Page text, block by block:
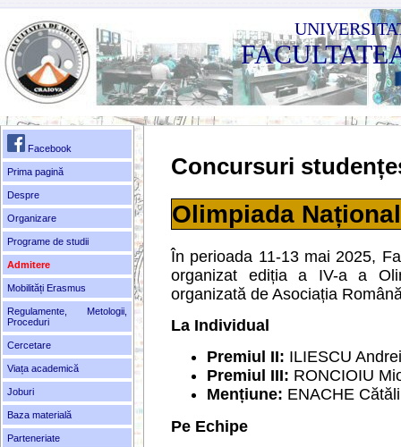
Facebook
Prima pagină
Despre
Organizare
Programe de studii
Admitere
Mobilități Erasmus
Regulamente, Metologii,
Proceduri
Cercetare
Viața academică
Joburi
Baza materială
Parteneriate
Concursuri
Olimpiada
În perioada 11-13 mai 2025,
organizat ediția a IV-a a
organizată de Asociația
La Individual
Premiul II: ILIESCU
Premiul III: RONCIOIU
Mențiune: ENACHE
Pe Echipe